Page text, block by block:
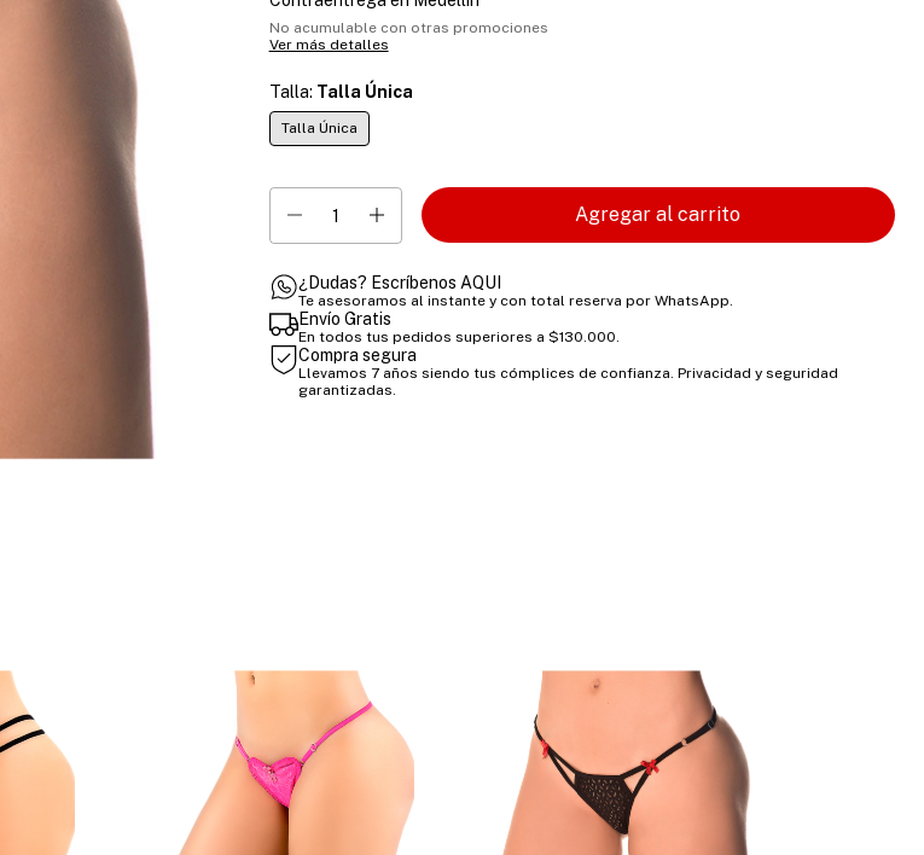
No acumulable con otras promociones
Ver más detalles
Talla: Talla Única
Talla Única
¿Dudas? Escríbenos AQUI
Te asesoramos al instante y con total reserva por WhatsApp.
Envío Gratis
En todos tus pedidos superiores a $130.000.
Compra segura
Llevamos 7 años siendo tus cómplices de confianza. Privacidad y seguridad
garantizadas.